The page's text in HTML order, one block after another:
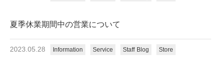
夏季休業期間中の営業について
2023.05.28 Information Service Staff Blog Store